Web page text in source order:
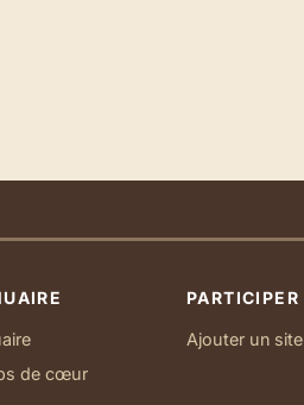
de cœur
PARTICIPER
Ajouter un site